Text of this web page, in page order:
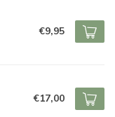
€9,95
€17,00